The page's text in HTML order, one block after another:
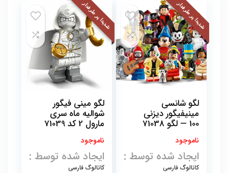
شدیدا پر طرفدار
لگو شانسی
مینیفیگور دیزنی
100 — لگو 71038
ناموجود
ایجاد شده توسط :
کاتالوگ فارسی
شدیدا پر طرفدار
لگو مینی فیگور
شوالیه ماه سری
مارول 2 کد 71039
ناموجود
ایجاد شده توسط :
کاتالوگ فارسی